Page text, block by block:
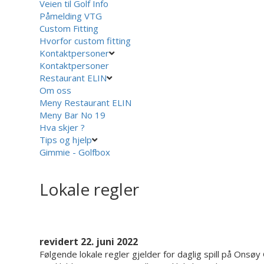
Veien til Golf Info
Påmelding VTG
Custom Fitting
Hvorfor custom fitting
Kontaktpersoner
Kontaktpersoner
Restaurant ELIN
Om oss
Meny Restaurant ELIN
Meny Bar No 19
Hva skjer ?
Tips og hjelp
Gimmie - Golfbox
Lokale regler
revidert 22. juni 2022
Følgende lokale regler gjelder for daglig spill på Onsøy